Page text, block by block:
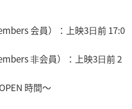
会員）：上映3⽇前 17:0
⾮会員）：上映3⽇前 2
時間〜